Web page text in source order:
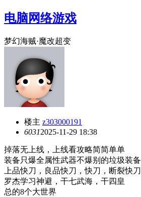
电脑网络游戏
梦幻海贼·魔改超变
楼主 z303000191
60312025-11-29 18:38
掉落无上线，上线看攻略简简单单
装备只爆全属性武器不爆别的垃圾装备
上品快刀，良品快刀，快刀，断裂快刀
罗杰学习神避，干七武海，干四皇
总的8个大世界